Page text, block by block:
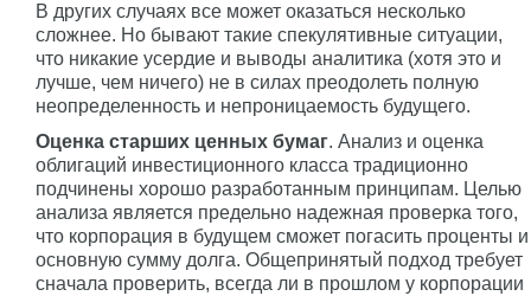
В других случаях все может оказаться несколько
сложнее. Но бывают такие спекулятивные ситуации,
что никакие усердие и выводы аналитика (хотя это и
лучше, чем ничего) не в силах преодолеть полную
неопределенность и непроницаемость будущего.
Оценка старших ценных бумаг. Анализ и оценка
облигаций инвестиционного класса традиционно
подчинены хорошо разработанным принципам. Целью
анализа является предельно надежная проверка того,
что корпорация в будущем сможет погасить проценты и
основную сумму долга. Общепринятый подход требует
сначала проверить, всегда ли в прошлом у корпорации